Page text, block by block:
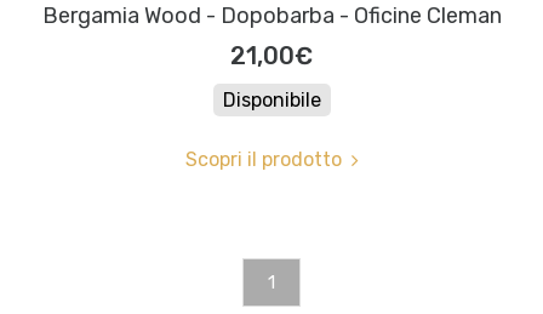
Bergamia Wood - Dopobarba - Oficine Cleman
21,00€
Disponibile
Scopri il prodotto
1